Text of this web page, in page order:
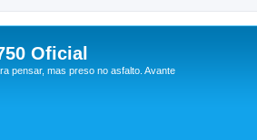
Oficial
pensar, mas preso no asfalto. Avante